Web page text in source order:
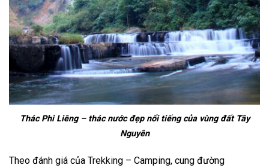
Thác Phi Liêng – thác nước đẹp nổi tiếng của vùng đất Tây
Nguyên
Theo đánh giá của Trekking – Camping, cung đường